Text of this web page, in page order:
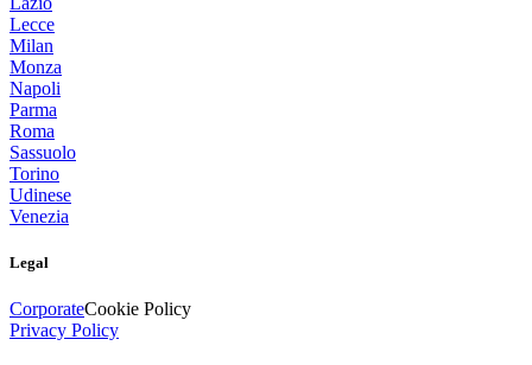
Lecce
Milan
Monza
Napoli
Parma
Roma
Sassuolo
Torino
Udinese
Venezia
Legal
CorporateCookie Policy
Privacy Policy